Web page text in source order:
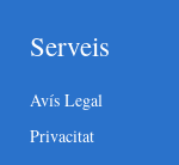
Serveis
Avís Legal
Privacitat